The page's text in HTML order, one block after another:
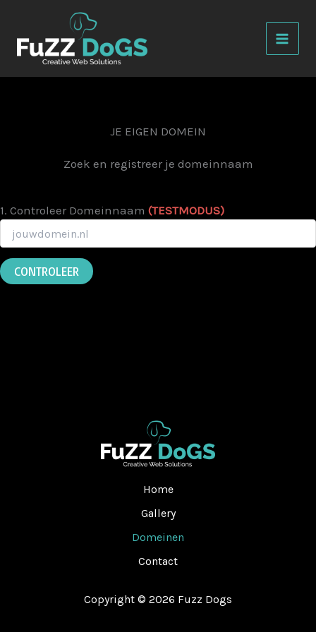
content
JE EIGEN DOMEIN
Zoek en registreer je domeinnaam
1. Controleer Domeinnaam (TESTMODUS)
CONTROLEER
Home
Gallery
Domeinen
Contact
Copyright © 2026 Fuzz Dogs